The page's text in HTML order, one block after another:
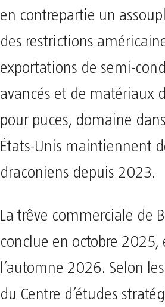
en contrepartie un
des restrictions
exportations de semi-
avancés et de matériaux
pour puces, domaine
États-Unis maintiennent
draconiens depuis 2023.
La trêve commerciale de
conclue en octobre 2025,
l’automne 2026. Selon
du Centre d’études